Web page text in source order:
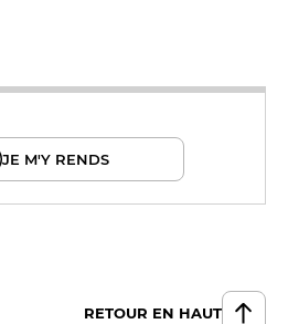
JE M'Y RENDS
RETOUR EN HAUT